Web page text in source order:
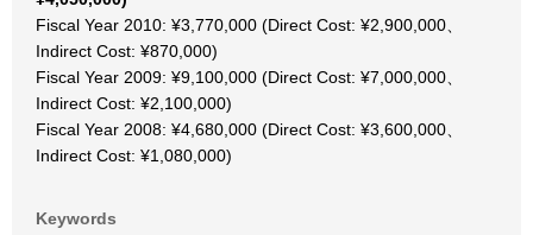
Fiscal Year 2010: ¥3,770,000 (Direct Cost: ¥2,900,000、
Indirect Cost: ¥870,000)
Fiscal Year 2009: ¥9,100,000 (Direct Cost: ¥7,000,000、
Indirect Cost: ¥2,100,000)
Fiscal Year 2008: ¥4,680,000 (Direct Cost: ¥3,600,000、
Indirect Cost: ¥1,080,000)
Keywords